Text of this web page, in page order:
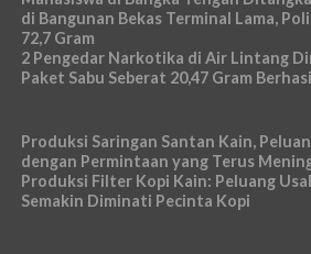
di Bangunan Bekas Terminal Lama,
72,7 Gram
2 Pengedar Narkotika di Air Lintang
Paket Sabu Seberat 20,47 Gram
Produksi Saringan Santan Kain,
dengan Permintaan yang Terus
Produksi Filter Kopi Kain: Peluang
Semakin Diminati Pecinta Kopi